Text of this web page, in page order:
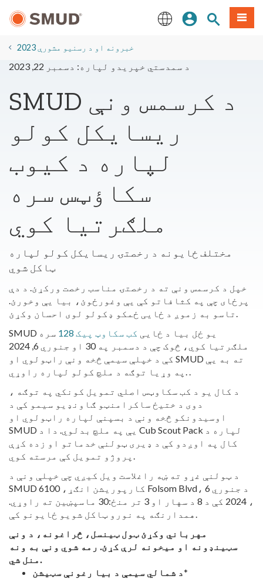
منځپانګې
لاړ
ننوزئ
سایټ لټون
مینو
2023 خبرونه او د رسنیو مشورې
د سمدستي خپریدو لپاره: دسمبر 22, 2023
SMUD د کرسمس ونې
ریسایکل کولو
لپاره د کیوب
سکاؤټس سره
ملګرتیا کوي
مختلف ځایونه د رخصتۍ ریسایکل کولو لپاره
ټاکل شوي
خپل د کرسمس ونې ته د رخصتۍ مناسب رخصت ورکړئ. د دې
پرځای چې په کثافاتو کې یې وغورځوئ، بیا یې وخورئ.
تاسو به زموږ د ځایی ځمکو ډکولو لوی احسان وکړئ.
SMUD یو ځل بیا د ځایی کب سکاوټ پیک 128
سره
ملګرتیا کوي، څوک چې د دسمبر په 30 او جنوري 6, 2024
کې د خپلې سیمې څخه ونې راټولوي او SMUD ته به یې
په وړیا توګه د ملچ کولو لپاره راوړي. .
د کال یو د کب سکاوټس اصلي تمویل کونکي په توګه ،
دوی د ختیځ ساکرامنټو ګاونډیو سیمو کې د
اوسیدونکو څخه ونې د بسپنې لپاره راټولوي او
SMUD یې په ملچ بدلوي. دا د Cub Scout Pack لپاره د
کال په اوږدو کې د ډیری ټولنې خدماتو او زده کړې
پروژو تمویل کې مرسته کوي.
د ټولنې غړو ته ښه راغلاست ویل کیږي چې خپلې ونې د
SMUD کارپوریشن انګړ، 6100 Folsom Blvd، د جنوري 6
، 2024 کې د 8 د سهار او 3 تر منځ:30 ماسپښین ته راوړي.
همدارنګه په نورو ټاکل شویو ځایونو کې.
مهرباني وکړئ ټول ټینسل، څراغونه، د ونې
سټینډونه او میخونه لرې کړئ. رمه شوي ونې به ونه
منل شي.
د شمالي سیمې د بیا رغونې سټیشن*